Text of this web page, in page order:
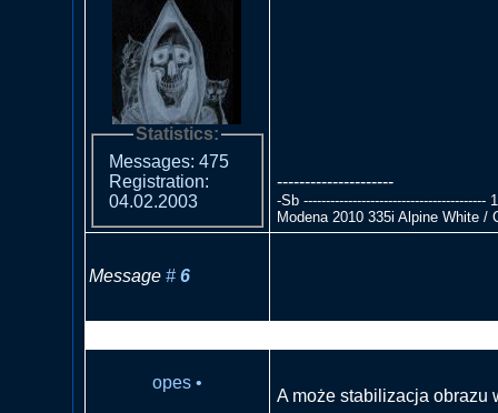
Statistics:
Messages: 475
Registration:
04.02.2003
---------------------
-Sb
Modena 2010 335i Alpine White /
Message # 6
opes •
A może stabilizacja obrazu